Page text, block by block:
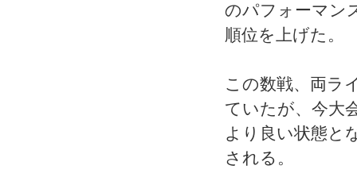
のパフォーマン
順位を上げた。
この数戦、両ラ
ていたが、今大
より良い状態と
される。